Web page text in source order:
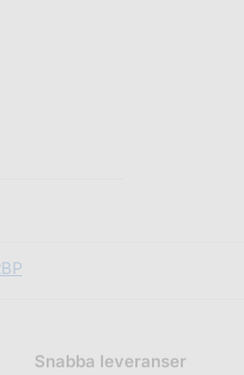
Snabba leveranser